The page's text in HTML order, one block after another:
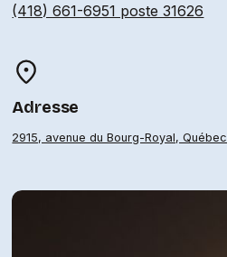
(418) 661-6951 poste 31626
Adresse
2915, avenue du Bourg-Royal, Québec